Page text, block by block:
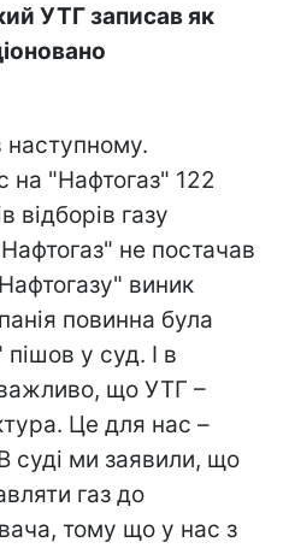
УТГ записав як
на "Нафтогаз" 122
відборів газу
не постачав
виник
повинна була
у суд. І в
що УТГ –
Це для нас –
суді ми заявили, що
газ до
тому що у нас з